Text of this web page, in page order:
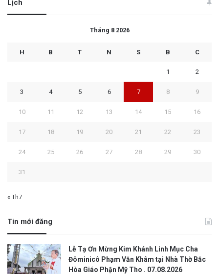
Lịch
Tháng 8 2026
H B T N S B C
1 2
3 4 5 6 7 8 9
10 11 12 13 14 15 16
17 18 19 20 21 22 23
24 25 26 27 28 29 30
31
« Th7
Tin mới đăng
Lễ Tạ Ơn Mừng Kim Khánh Linh Mục Cha
Đôminicô Phạm Văn Khâm tại Nhà Thờ Bắc
Hòa Giáo Phận Mỹ Tho . 07.08.2026